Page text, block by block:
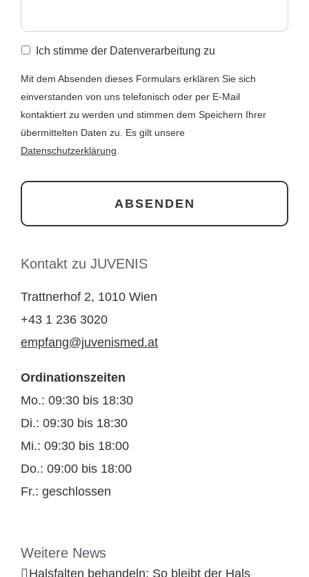
Ich stimme der Datenverarbeitung zu
Mit dem Absenden dieses Formulars erklären Sie sich
einverstanden von uns telefonisch oder per E-Mail
kontaktiert zu werden und stimmen dem Speichern Ihrer
übermittelten Daten zu. Es gilt unsere
Datenschutzerklärung
Kontakt zu JUVENIS
Trattnerhof 2, 1010 Wien
+43 1 236 3020
empfang@juvenismed.at
Ordinationszeiten
Mo.: 09:30 bis 18:30
Di.: 09:30 bis 18:30
Mi.: 09:30 bis 18:00
Do.: 09:00 bis 18:00
Fr.: geschlossen
Weitere News
Halsfalten behandeln: So bleibt der Hals